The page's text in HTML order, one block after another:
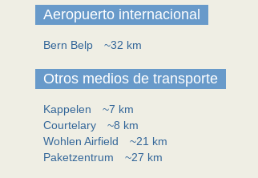
Aeropuerto internacional
Bern Belp ~32 km
Otros medios de transporte
Kappelen
~7 km
Courtelary
~8 km
Wohlen Airfield
~21 km
Paketzentrum
~27 km